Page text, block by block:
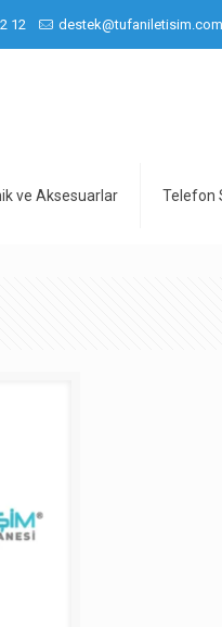
12 destek@tufaniletisim.com
ve Aksesuarlar Telefon